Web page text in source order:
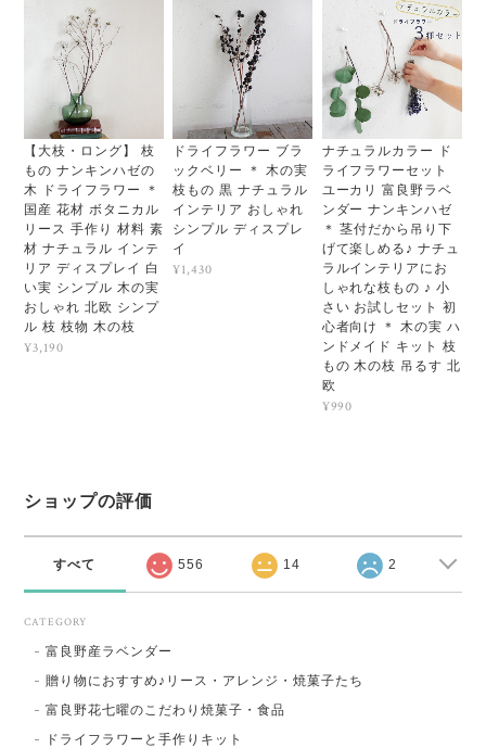
【大枝・ロング】 枝
もの ナンキンハゼの
木 ドライフラワー ＊
国産 花材 ボタニカル
リース 手作り 材料 素
材 ナチュラル インテ
リア ディスプレイ 白
い実 シンプル 木の実
おしゃれ 北欧 シンプ
ル 枝 枝物 木の枝
¥3,190
ドライフラワー ブラ
ックベリー ＊ 木の実
枝もの 黒 ナチュラル
インテリア おしゃれ
シンプル ディスプレ
イ
¥1,430
ナチュラルカラー ド
ライフラワーセット
ユーカリ 富良野ラベ
ンダー ナンキンハゼ
＊ 茎付だから吊り下
げて楽しめる♪ ナチュ
ラルインテリアにお
しゃれな枝もの ♪ 小
さい お試しセット 初
心者向け ＊ 木の実 ハ
ンドメイド キット 枝
もの 木の枝 吊るす 北
欧
¥990
ショップの評価
すべて 556 14 2
CATEGORY
富良野産ラベンダー
贈り物におすすめ♪リース・アレンジ・焼菓子たち
富良野花七曜のこだわり焼菓子・食品
ドライフラワーと手作りキット